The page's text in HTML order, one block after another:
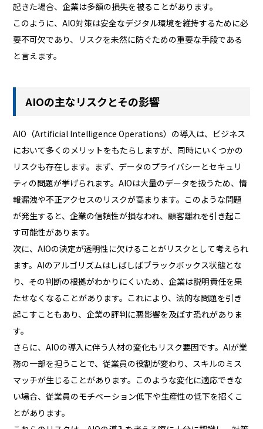
起きた場合、企業は多額の損失を被ることがあります。
このように、AIO対策は安全なデジタル環境を維持するために必
要不可欠であり、リスクを未然に防ぐための重要な手段である
と言えます。
AIOの主なリスクとその影響
AIO（Artificial Intelligence Operations）の導入は、ビジネス
において多くのメリットをもたらしますが、同時にいくつかの
リスクも存在します。まず、データのプライバシーとセキュリ
ティの問題が挙げられます。AIOは大量のデータを扱うため、情
報漏洩や不正アクセスのリスクが高まります。このような問題
が発生すると、企業の信頼性が損なわれ、顧客離れを引き起こ
す可能性があります。
次に、AIOの決定が透明性に欠けることがリスクとして考えられ
ます。AIのアルゴリズムはしばしばブラックボックス状態とな
り、その判断の根拠がわかりにくいため、企業は説明責任を果
たせなくなることがあります。これにより、法的な問題を引き
起こすこともあり、企業の評判に悪影響を及ぼす恐れがありま
す。
さらに、AIOの導入に伴う人材の変化もリスク要因です。AIが業
務の一部を担うことで、従業員の役割が変わり、スキルのミス
マッチが生じることがあります。このような変化に適応できな
い場合、従業員のモチベーション低下や生産性の低下を招くこ
とがあります。